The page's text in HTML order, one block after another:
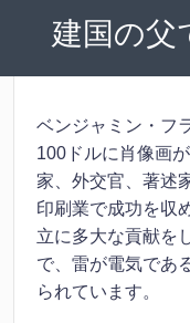
建国の父
ベンジャミン・フ
100ドルに肖像画
家、外交官、著述
印刷業で成功を収
立に多大な貢献を
で、雷が電気であ
られています。